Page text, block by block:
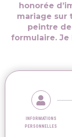
honorée
mariage sur
peintre
formulaire. Je
INFORMATIONS
PERSONNELLES